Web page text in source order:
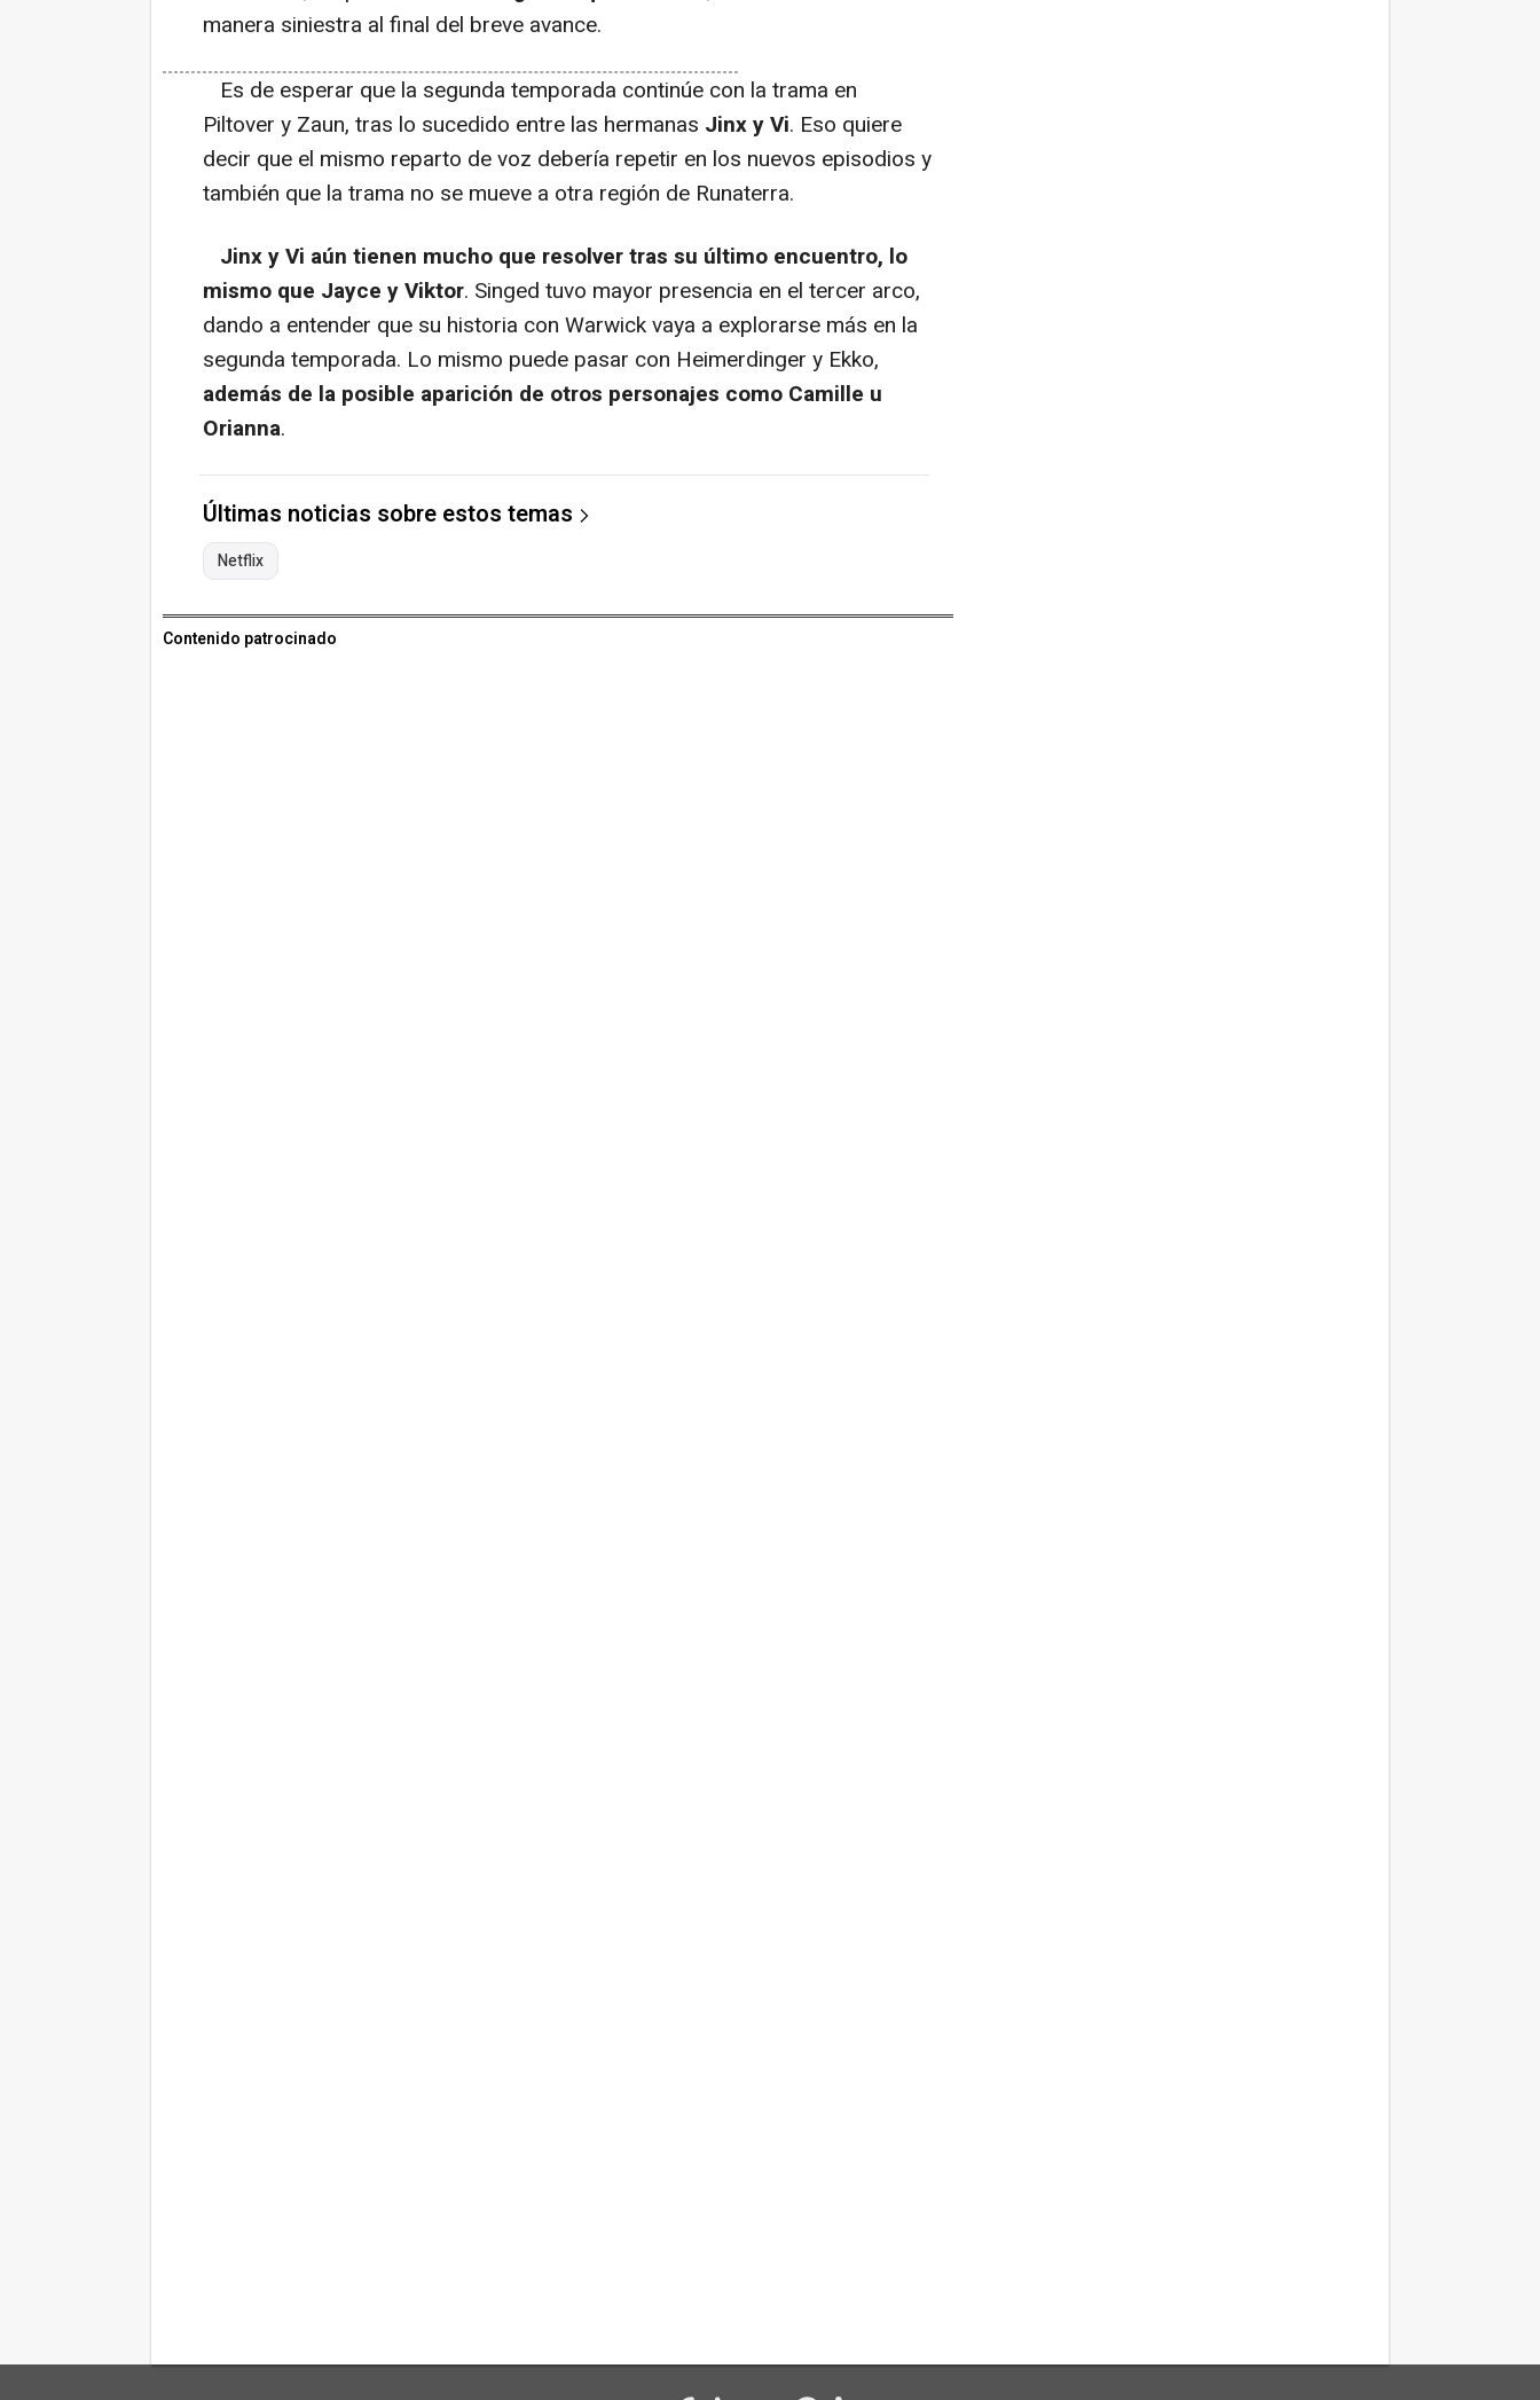
manera siniestra al final del breve avance.
Es de esperar que la segunda temporada continúe con la trama en
Piltover y Zaun, tras lo sucedido entre las hermanas Jinx y Vi. Eso quiere
decir que el mismo reparto de voz debería repetir en los nuevos episodios y
también que la trama no se mueve a otra región de Runaterra.
Jinx y Vi aún tienen mucho que resolver tras su último encuentro, lo
mismo que Jayce y Viktor. Singed tuvo mayor presencia en el tercer arco,
dando a entender que su historia con Warwick vaya a explorarse más en la
segunda temporada. Lo mismo puede pasar con Heimerdinger y Ekko,
además de la posible aparición de otros personajes como Camille u
Orianna.
Últimas noticias sobre estos temas
Netflix
Contenido patrocinado